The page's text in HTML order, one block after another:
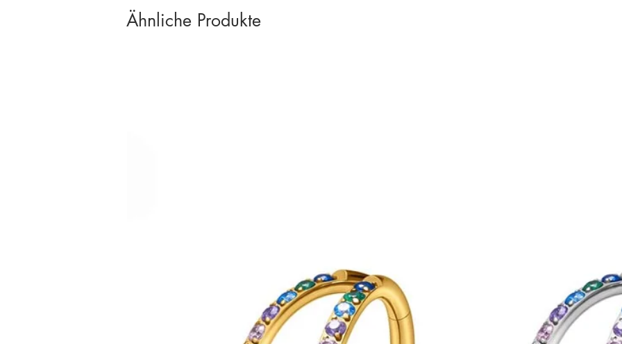
Ähnliche Produkte